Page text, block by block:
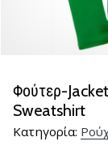
παπούτσια
Accelerate
NITRO
SQD
5!
Φούτερ-
Sweatshirt
Κατηγορία: